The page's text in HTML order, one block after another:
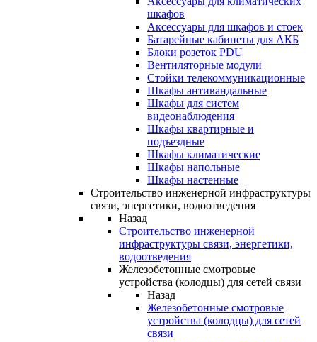
шкафов
Аксессуары для шкафов и стоек
Батарейные кабинеты для АКБ
Блоки розеток PDU
Вентиляторные модули
Стойки телекоммуникационные
Шкафы антивандальные
Шкафы для систем
видеонаблюдения
Шкафы квартирные и
подъездные
Шкафы климатические
Шкафы напольные
Шкафы настенные
Строительство инженерной инфраструктуры
связи, энергетики, водоотведения
Назад
Строительство инженерной
инфраструктуры связи, энергетики,
водоотведения
Железобетонные смотровые
устройства (колодцы) для сетей связи
Назад
Железобетонные смотровые
устройства (колодцы) для сетей
связи